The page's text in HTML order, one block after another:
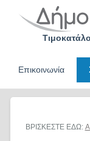
Επικοινωνία
ΒΡΙΣΚΕΣΤΕ ΕΔΩ: